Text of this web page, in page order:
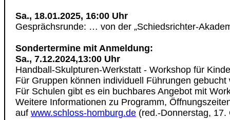
Sa., 18.01.2025, 16:00 Uhr
Gesprächsrunde: … von der „Schiedsrichter-
Sondertermine mit Anmeldung:
Sa., 7.12.2024,13:00 Uhr
Handball-Skulpturen-Werkstatt - Workshop für
Für Gruppen können individuell Führungen gebucht
Für Schulen gibt es ein buchbares Angebot mit
Weitere Informationen zu Programm,
auf www.schloss-homburg.de (red.-Donnerstag, 17.